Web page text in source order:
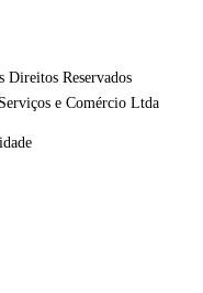
Direitos Reservados
e Comércio Ltda